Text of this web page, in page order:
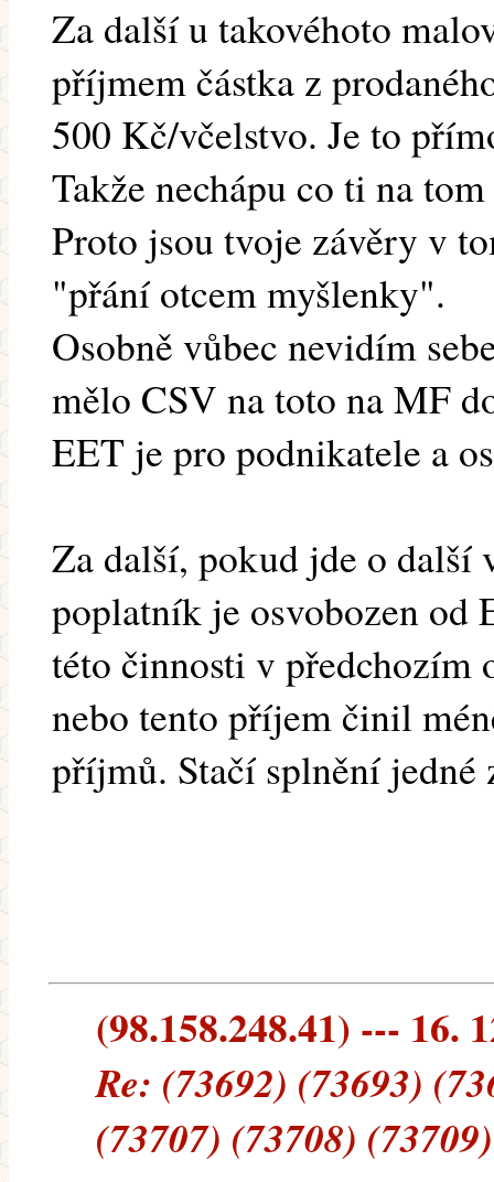
Za další u takovéhoto
příjmem částka z
500 Kč/včelstvo. Je to
Takže nechápu co ti na
Proto jsou tvoje závěry v
"přání otcem myšlenky".
Osobně vůbec nevidím
mělo CSV na toto na MF
EET je pro podnikatele a
Za další, pokud jde o další
poplatník je osvobozen od
této činnosti v předchozím
nebo tento příjem činil
příjmů. Stačí splnění jedné
(98.158.248.41) --- 16.
Re: (73692) (73693)
(73707) (73708)